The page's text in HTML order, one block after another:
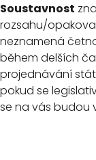
Soustavnost
rozsahu/
neznamená
během delších
projednávání
pokud se
se na vás budou